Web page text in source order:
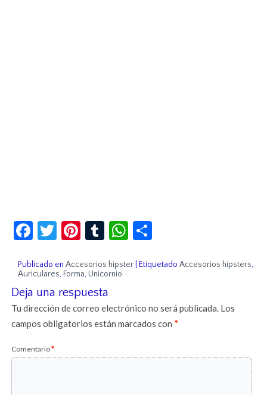
Facebook
Twitter
Pinterest
TumblrWhatsApp
Publicado en Accesorios hipster |Etiquetado Accesorios hipsters,
Auriculares, Forma, Unicornio
Deja una respuesta
Tu dirección de correo electrónico no será publicada. Los
campos obligatorios están marcados con*
Comentario*